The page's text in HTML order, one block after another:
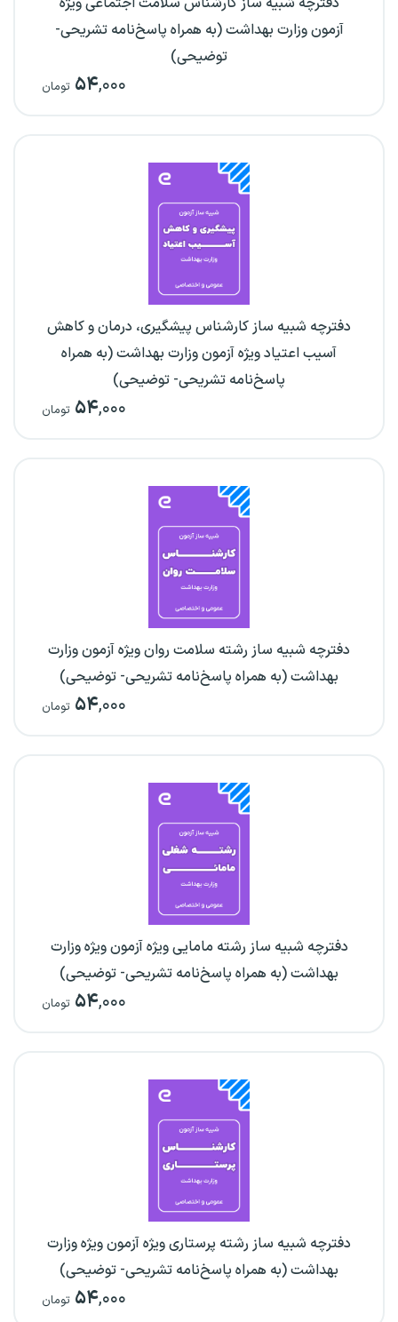
آزمون وزارت بهداشت (به همراه پاسخ‌نامه تشریحی-
توضیحی)
۵۴,۰۰۰ تومان
دفترچه شبیه ساز کارشناس پیشگیری، درمان و کاهش
آسیب اعتیاد ویژه آزمون وزارت بهداشت (به همراه
پاسخ‌نامه تشریحی- توضیحی)
۵۴,۰۰۰ تومان
دفترچه شبیه ساز رشته سلامت روان ویژه آزمون وزارت
بهداشت (به همراه پاسخ‌نامه تشریحی- توضیحی)
۵۴,۰۰۰ تومان
دفترچه شبیه ساز رشته مامایی ویژه آزمون ویژه وزارت
بهداشت (به همراه پاسخ‌نامه تشریحی- توضیحی)
۵۴,۰۰۰ تومان
دفترچه شبیه ساز رشته پرستاری ویژه آزمون ویژه وزارت
بهداشت (به همراه پاسخ‌نامه تشریحی- توضیحی)
۵۴,۰۰۰ تومان